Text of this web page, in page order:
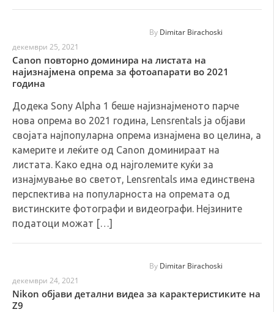
By Dimitar Birachoski
декември 25, 2021
Canon повторно доминира на листата на
најизнајмена опрема за фотоапарати во 2021
година
Додека Sony Alpha 1 беше најизнајменото парче
нова опрема во 2021 година, Lensrentals ја објави
својата најпопуларна опрема изнајмена во целина, а
камерите и леќите од Canon доминираат на
листата. Како една од најголемите куќи за
изнајмување во светот, Lensrentals има единствена
перспектива на популарноста на опремата од
вистинските фотографи и видеографи. Нејзините
податоци можат […]
By Dimitar Birachoski
декември 24, 2021
Nikon објави детални видеa за карактеристиките на
Z9